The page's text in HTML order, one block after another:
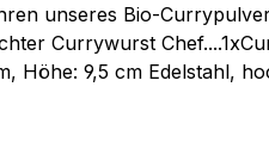
unseres Bio-
Currywurst
Höhe: 9,5 cm Edelstahl,